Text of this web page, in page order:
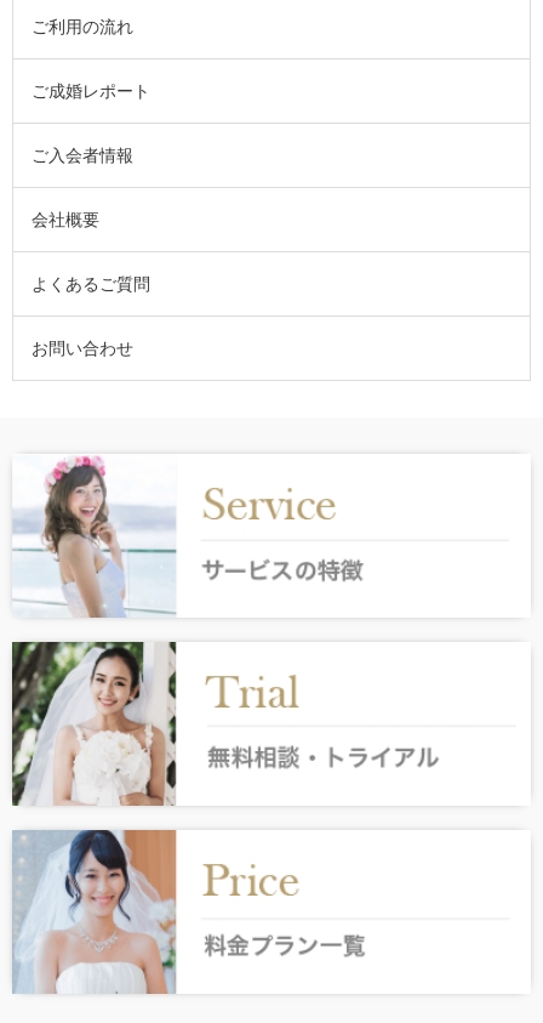
ご利用の流れ
ご成婚レポート
ご入会者情報
会社概要
よくあるご質問
お問い合わせ